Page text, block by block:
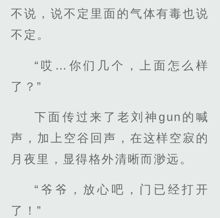
不说，说不定里面的气体有毒也说
不定。
“哎…你们几个，上面怎么样
了？”
下面传过来了老刘神gun的喊
声，加上空谷回声，在这样空寂的
月夜里，显得格外清晰而渺远。
“爷爷，放心吧，门已经打开
了！”